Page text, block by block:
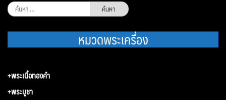
ค้นหา
สำหรับ:
หมวดพระเครื่อง
+พระเนื้อทองคำ
+พระบูชา